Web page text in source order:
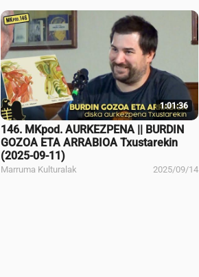
1:01:36
146. MKpod. AURKEZPENA || BURDIN
GOZOA ETA ARRABIOA Txustarekin
(2025-09-11)
Marruma Kulturalak 2025/09/14